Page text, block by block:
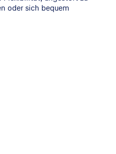
oder sich bequem